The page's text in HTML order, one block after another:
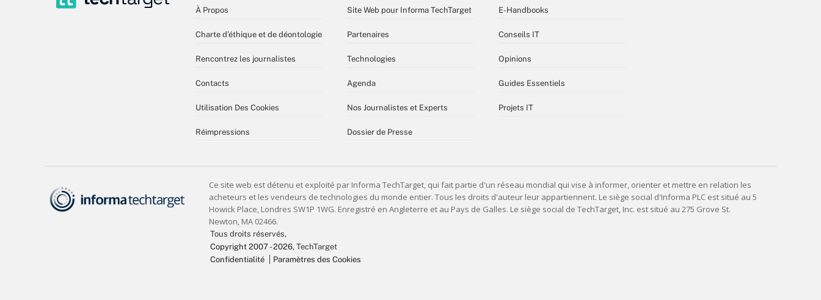
À Propos
Charte d’éthique et de déontologie
Rencontrez les journalistes
Contacts
Utilisation Des Cookies
Réimpressions
Site Web pour Informa TechTarget
Partenaires
Technologies
Agenda
Nos Journalistes et Experts
Dossier de Presse
E-Handbooks
Conseils IT
Opinions
Guides Essentiels
Projets IT
Tous droits réservés,
Copyright 2007 - 2026, TechTarget
Confidentialité
Paramètres des Cookies